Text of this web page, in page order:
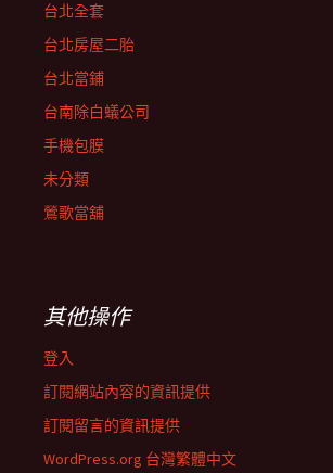
台北全套
台北房屋二胎
台北當鋪
台南除白蟻公司
手機包膜
未分類
鶯歌當舖
其他操作
登入
訂閱網站內容的資訊提供
訂閱留言的資訊提供
WordPress.org 台灣繁體中文